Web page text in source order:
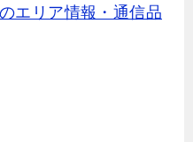
エリア情報・通信品